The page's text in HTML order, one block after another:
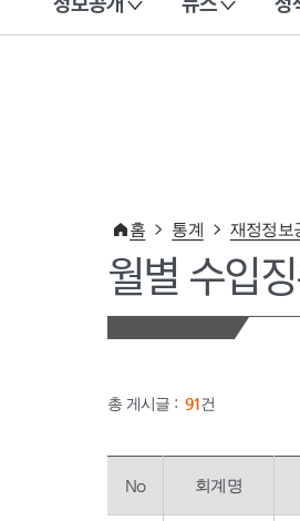
이 누리집은 대한민국 공식 전자정부 누
홈 통계 재정정보
월별 수입
총 게시글 : 91건
No 회계명